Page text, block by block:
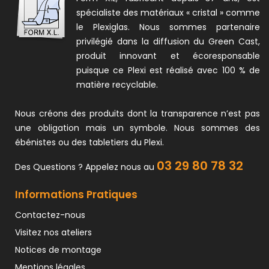
spécialiste des matériaux « cristal » comme
le Plexiglas. Nous sommes partenaire
privilégié dans la diffusion du Green Cast,
produit innovant et écoresponsable
puisque ce Plexi est réalisé avec 100 % de
matière recyclable.
Nous créons des produits dont la transparence n’est pas
une obligation mais un symbole. Nous sommes des
ébénistes ou des tabletiers du Plexi.
Des Questions ? Appelez nous au 03 29 80 78 32
Informations Pratiques
Contactez-nous
Visitez nos ateliers
Notices de montage